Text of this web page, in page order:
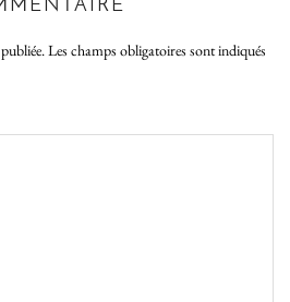
Les champs obligatoires sont indiqués